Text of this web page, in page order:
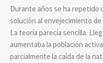
Durante años se ha repetido
solución al envejecimiento de
La teoría parecía sencilla.
aumentaba la población
parcialmente la caída de la